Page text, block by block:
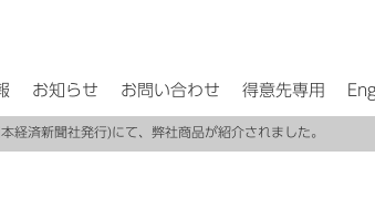
お知らせ お問い合わせ 得意先専用
済新聞社発行)にて、弊社商品が紹介されました。